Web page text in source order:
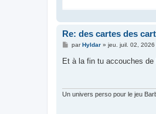
Re: des cartes des
M
s
s
parHyldar» jeu. juil. 02,
Et à la fin tu accouches
Un univers perso pour le jeu